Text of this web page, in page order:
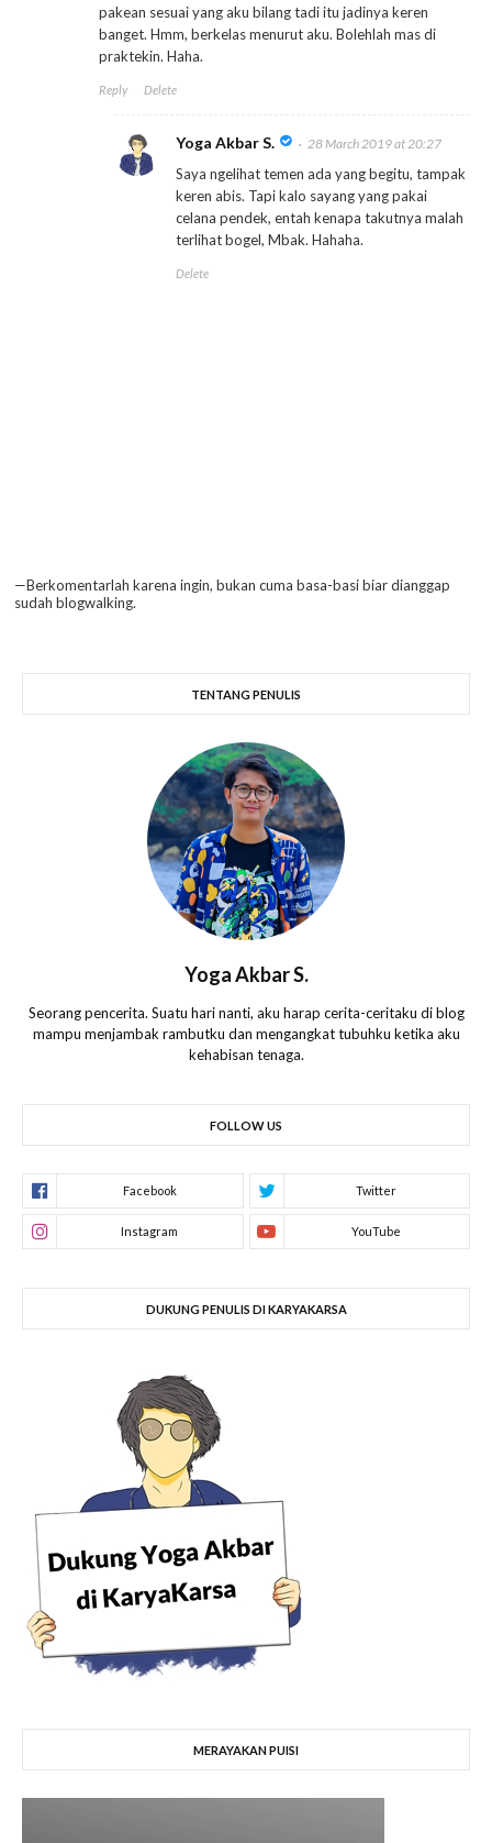
pakean sesuai yang aku bilang tadi itu jadinya keren
banget. Hmm, berkelas menurut aku. Bolehlah mas di
praktekin. Haha.
Reply Delete
Yoga Akbar S. 28 March 2019 at 20:27
Saya ngelihat temen ada yang begitu, tampak
keren abis. Tapi kalo sayang yang pakai
celana pendek, entah kenapa takutnya malah
terlihat bogel, Mbak. Hahaha.
Delete
—Berkomentarlah karena ingin, bukan cuma basa-basi biar dianggap
sudah blogwalking.
TENTANG PENULIS
Yoga Akbar S.
Seorang pencerita. Suatu hari nanti, aku harap cerita-ceritaku di blog
mampu menjambak rambutku dan mengangkat tubuhku ketika aku
kehabisan tenaga.
FOLLOW US
DUKUNG PENULIS DI KARYAKARSA
MERAYAKAN PUISI